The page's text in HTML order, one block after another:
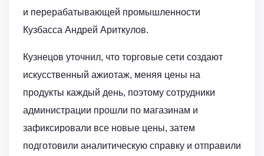
и перерабатывающей промышленности
Кузбасса Андрей Ариткулов.
Кузнецов уточнил, что торговые сети создают
искусственный ажиотаж, меняя цены на
продукты каждый день, поэтому сотрудники
администрации прошли по магазинам и
зафиксировали все новые цены, затем
подготовили аналитическую справку и отправили